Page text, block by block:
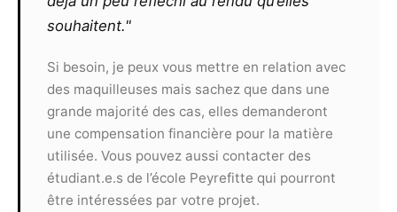
par le modèle suite à la présentation de clichés
Toute utilisation commerciale des
photographies devra faire l’objet d’un nouveau
contrat et ne pourra pas s’effectuer sans
l’accord des deux parties.
Article 9
Le présent contrat est valable, sans limite de
souhaitent."
Si besoin, je peux vous mettre en relation avec
des maquilleuses mais sachez que dans une
grande majorité des cas, elles demanderont
une compensation financière pour la matière
utilisée. Vous pouvez aussi contacter des
étudiant.e.s de l’école Peyrefitte qui pourront
être intéressées par votre projet.